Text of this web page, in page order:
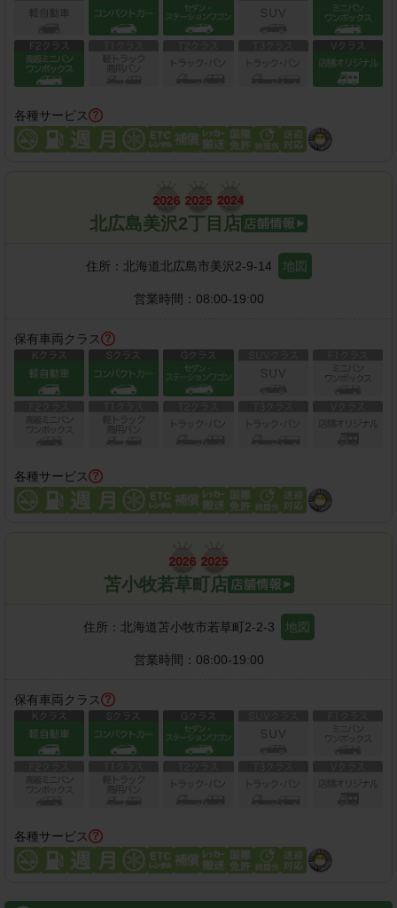
各種サービス
北広島美沢2丁目店
住所： 北海道北広島市美沢2-9-14 地図
営業時間： 08:00-19:00
保有車両クラス
各種サービス
苫小牧若草町店
住所： 北海道苫小牧市若草町2-2-3 地図
営業時間： 08:00-19:00
保有車両クラス
各種サービス